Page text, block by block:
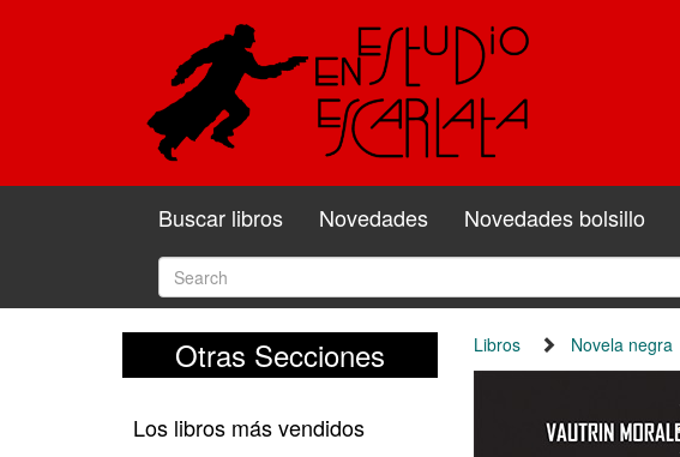
Buscar libros Novedades Novedades bolsillo
Otras Secciones
Los libros más vendidos
Libros Novela negra